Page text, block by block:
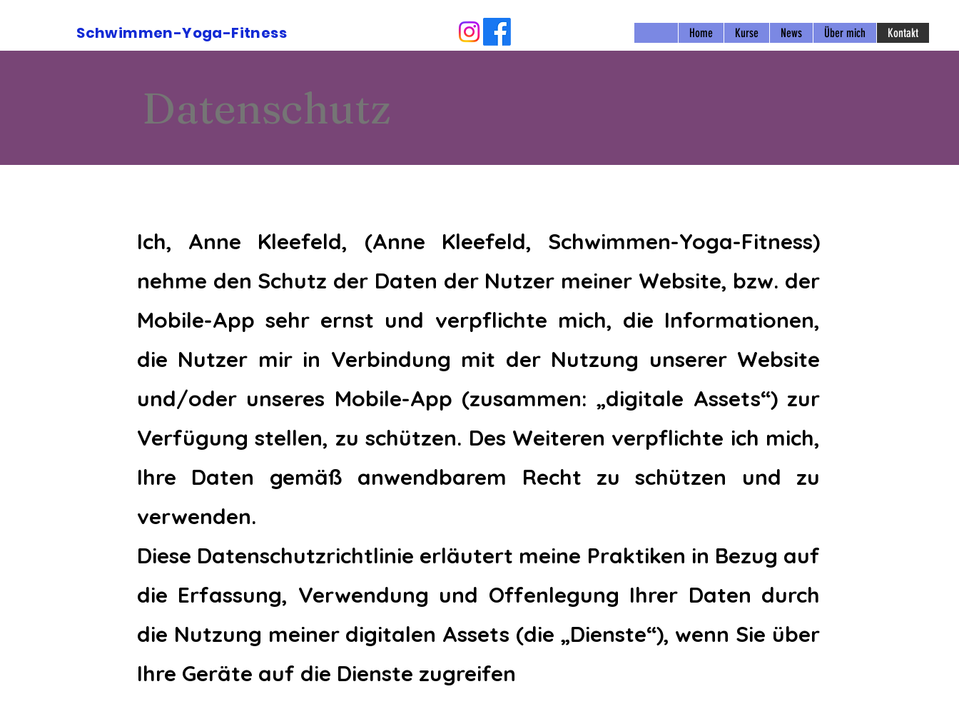
Schwimmen-Yoga-Fitness Home Kurse News Über mich Kontakt
Datenschutz
Ich, Anne Kleefeld, (Anne Kleefeld, Schwimmen-Yoga-Fitness)
nehme den Schutz der Daten der Nutzer meiner Website, bzw. der
Mobile-App sehr ernst und verpflichte mich, die Informationen,
die Nutzer mir in Verbindung mit der Nutzung unserer Website
und/oder unseres Mobile-App (zusammen: „digitale Assets“) zur
Verfügung stellen, zu schützen. Des Weiteren verpflichte ich mich,
Ihre Daten gemäß anwendbarem Recht zu schützen und zu
verwenden.
Diese Datenschutzrichtlinie erläutert meine Praktiken in Bezug auf
die Erfassung, Verwendung und Offenlegung Ihrer Daten durch
die Nutzung meiner digitalen Assets (die „Dienste“), wenn Sie über
Ihre Geräte auf die Dienste zugreifen